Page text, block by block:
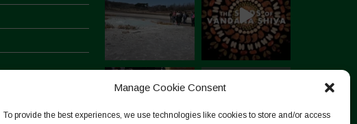
Manage Cookie Consent
To provide the best experiences, we use technologies like cookies to store and/or access